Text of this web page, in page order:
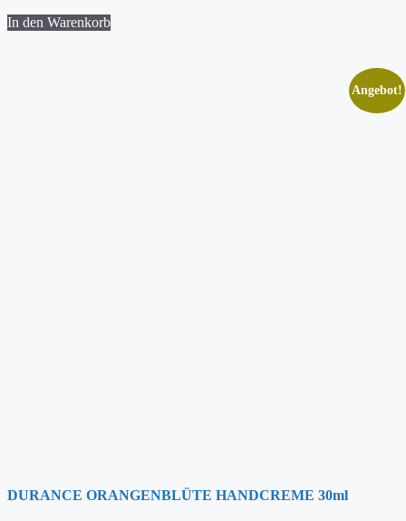
In den Warenkorb
Angebot!
DURANCE ORANGENBLÜTE HANDCREME 30ml